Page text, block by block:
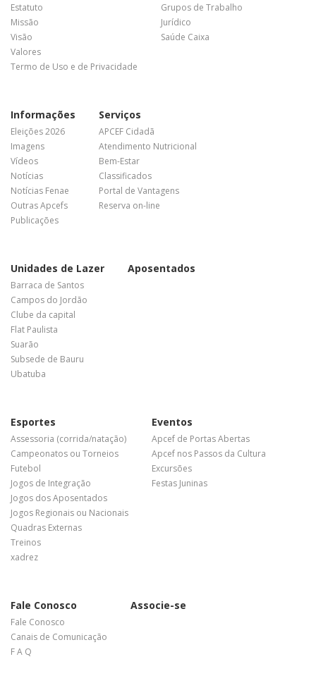
Estatuto
Missão
Visão
Valores
Termo de Uso e de Privacidade
Grupos de Trabalho
Jurídico
Saúde Caixa
Informações
Eleições 2026
Imagens
Vídeos
Notícias
Notícias Fenae
Outras Apcefs
Publicações
Serviços
APCEF Cidadã
Atendimento Nutricional
Bem-Estar
Classificados
Portal de Vantagens
Reserva on-line
Unidades de Lazer
Barraca de Santos
Campos do Jordão
Clube da capital
Flat Paulista
Suarão
Subsede de Bauru
Ubatuba
Aposentados
Esportes
Assessoria (corrida/natação)
Campeonatos ou Torneios
Futebol
Jogos de Integração
Jogos dos Aposentados
Jogos Regionais ou Nacionais
Quadras Externas
Treinos
xadrez
Eventos
Apcef de Portas Abertas
Apcef nos Passos da Cultura
Excursões
Festas Juninas
Fale Conosco
Fale Conosco
Canais de Comunicação
F A Q
Associe-se